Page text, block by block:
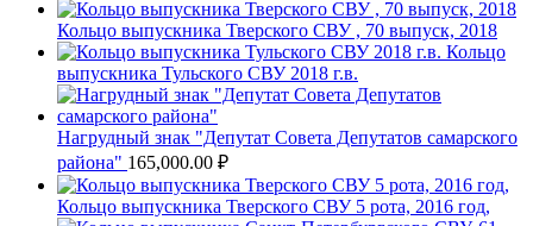
Кольцо выпускника Тверского СВУ , 70 выпуск, 2018
Кольцо
выпускника Тульского СВУ 2018 г.в.
Нагрудный знак "Депутат Совета Депутатов самарского
района" 165,000.00 ₽
Кольцо выпускника Тверского СВУ 5 рота, 2016 год,